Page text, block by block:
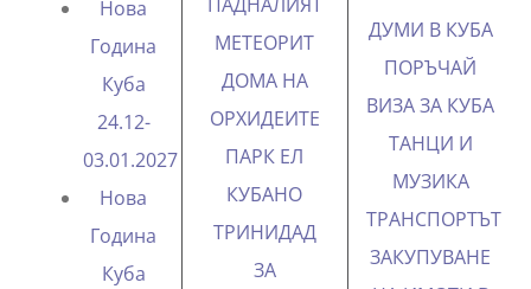
Нова
Година
Куба
24.12-
03.01.2027
Нова
Година
Куба
МЕТЕОРИТ
ДОМА НА
ОРХИДЕИТЕ
ПАРК ЕЛ
КУБАНО
ТРИНИДАД
ЗА
ДУМИ В КУБА
ПОРЪЧАЙ
ВИЗА ЗА КУБА
ТАНЦИ И
МУЗИКА
ТРАНСПОРТЪТ
ЗАКУПУВАНЕ